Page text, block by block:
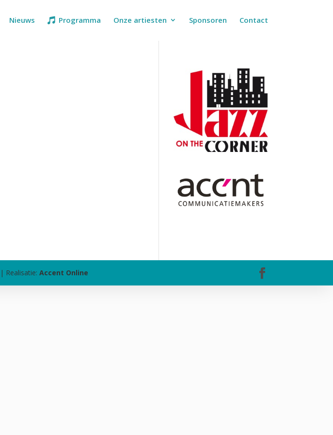
Nieuws Programma Onze artiesten Sponsoren Contact
Realisatie: Accent Online